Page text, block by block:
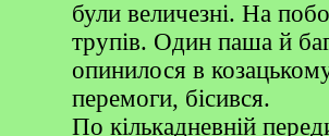
були величезні. На
трупів. Один паша й
опинилося в
перемоги, бісився.
По кількадневній